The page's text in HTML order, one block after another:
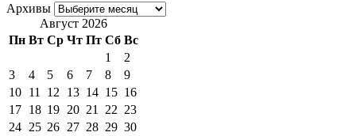
Архивы
Август 2026
Пн Вт Ср Чт Пт Сб Вс
1
2
3
4 5 6 7 8
9
10 11 12 13 14 15 16
17 18 19 20 21 22 23
24 25 26 27 28 29 30